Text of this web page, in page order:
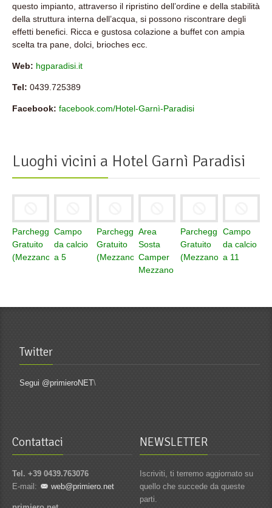
questo impianto, attraverso il ripristino dell’ordine e della stabilità
della struttura interna dell’acqua, si possono riscontrare degli
effetti benefici. Ricca e gustosa colazione a buffet con ampia
scelta tra pane, dolci, brioches ecc.
Web: hgparadisi.it
Tel: 0439.725389
Facebook: facebook.com/Hotel-Garnì-Paradisi
Luoghi vicini a Hotel Garnì Paradisi
Parcheggio
Gratuito
(Mezzano)
Campo
da calcio
a 5
Parcheggio
Gratuito
(Mezzano)
Area
Sosta
Camper
Mezzano
Parcheggio
Gratuito
(Mezzano)
Campo
da calcio
a 11
Twitter
Segui @primieroNET\
Contattaci
Tel. +39 0439.763076
E-mail:
web@primiero.net
NEWSLETTER
Iscriviti, ti terremo aggiornato su
quello che succede da queste
parti.